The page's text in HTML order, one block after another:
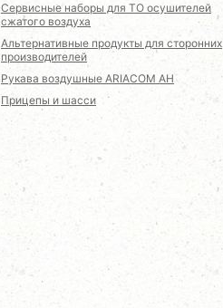
Сервисные наборы для ТО осушителей
сжатого воздуха
Альтернативные продукты для сторонних
производителей
Рукава воздушные ARIACOM AH
Прицепы и шасси